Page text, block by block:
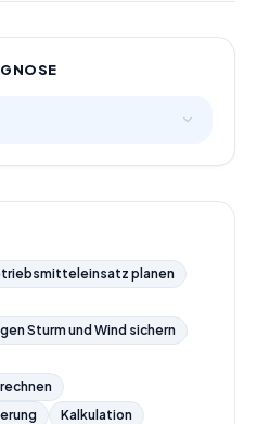
planen
Sturm und Wind sichern
Kalkulation